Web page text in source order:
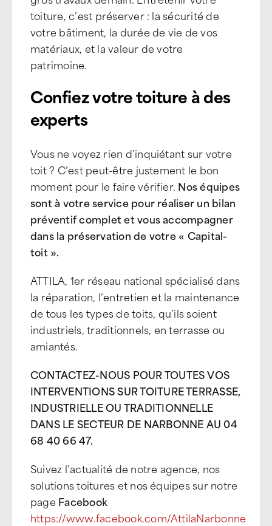
toiture, c’est préserver : la sécurité de
votre bâtiment, la durée de vie de vos
matériaux, et la valeur de votre
patrimoine.
Confiez votre toiture à des
experts
Vous ne voyez rien d’inquiétant sur votre
toit ? C’est peut-être justement le bon
moment pour le faire vérifier. Nos équipes
sont à votre service pour réaliser un bilan
préventif complet et vous accompagner
dans la préservation de votre « Capital-
toit ».
ATTILA, 1er réseau national spécialisé dans
la réparation, l’entretien et la maintenance
de tous les types de toits, qu’ils soient
industriels, traditionnels, en terrasse ou
amiantés.
CONTACTEZ-NOUS POUR TOUTES VOS
INTERVENTIONS SUR TOITURE TERRASSE,
INDUSTRIELLE OU TRADITIONNELLE
DANS LE SECTEUR DE NARBONNE AU 04
68 40 66 47.
Suivez l’actualité de notre agence, nos
solutions toitures et nos équipes sur notre
page Facebook
https://www.facebook.com/AttilaNarbonne